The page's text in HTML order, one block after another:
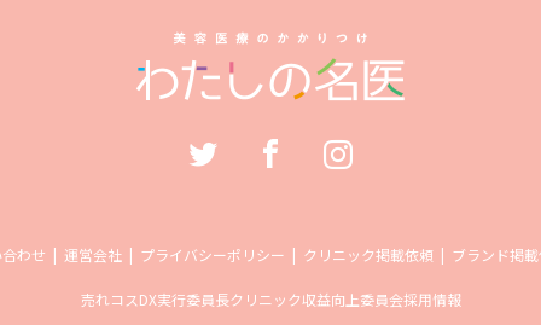
わせ 運営会社 プライバシーポリシー クリニック掲載依頼 ブランド掲
売れコスDX実行委員長クリニック収益向上委員会採用情報